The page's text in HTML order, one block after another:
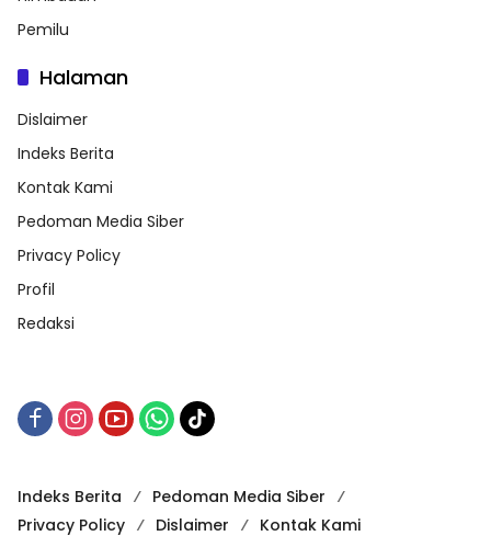
Pemilu
Halaman
Dislaimer
Indeks Berita
Kontak Kami
Pedoman Media Siber
Privacy Policy
Profil
Redaksi
Indeks Berita
Pedoman Media Siber
Privacy Policy
Dislaimer Kontak Kami